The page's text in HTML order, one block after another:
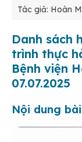
Tác giả: Hoàn
Danh sách
trình thực
Bệnh viện
07.07.2025
Nội dung